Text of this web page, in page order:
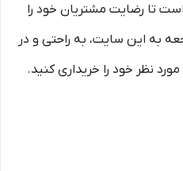
است تا رضایت مشتریان خود را
به این سایت، به راحتی و در
نظر خود را خریداری کنید.